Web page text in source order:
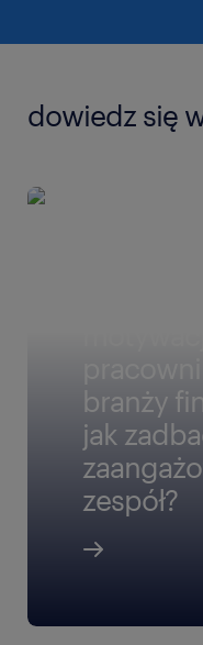
dowiedz się
branży
jak
zespół?